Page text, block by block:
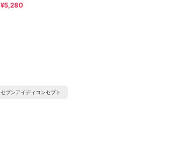
¥5,280
セブンアイディコンセプト